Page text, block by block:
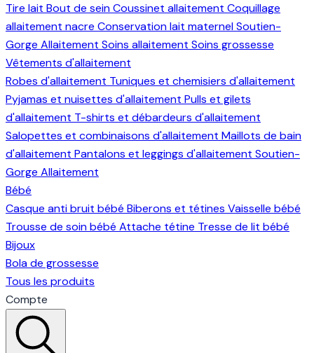
Tire lait Bout de seinCoussinet allaitement Coquillage
allaitement nacre Conservation lait maternelSoutien-
Gorge Allaitement Soins allaitement Soins grossesse
Vêtements d'allaitement
Robes d'allaitement Tuniques et chemisiers d'allaitement
Pyjamas et nuisettes d'allaitement Pulls et gilets
d'allaitement T-shirts et débardeurs d'allaitement
Salopettes et combinaisons d'allaitement Maillots de bain
d'allaitement Pantalons et leggings d'allaitement Soutien-
Gorge Allaitement
Bébé
Casque anti bruit bébé Biberons et tétines Vaisselle bébé
Trousse de soin bébé Attache tétine Tresse de lit bébé
Bijoux
Bola de grossesse
Tous les produits
Compte